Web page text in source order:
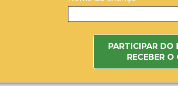
PARTICIPAR DO
RECEBER O